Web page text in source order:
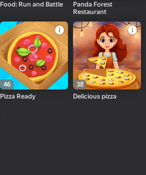
Food: Run and Battle
Panda Forest
Restaurant
46
Pizza Ready
38
Delicious pizza